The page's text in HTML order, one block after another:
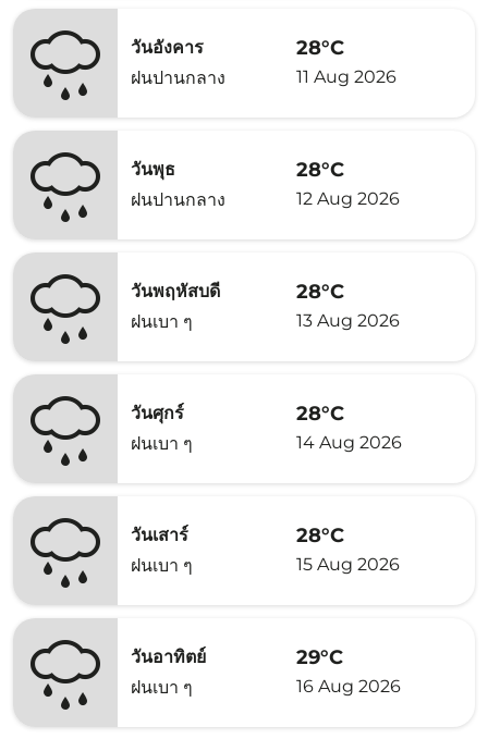
วันอังคาร
ฝนปานกลาง
28°C
11 Aug 2026
วันพุธ
ฝนปานกลาง
28°C
12 Aug 2026
วันพฤหัสบดี
ฝนเบา ๆ
28°C
13 Aug 2026
วันศุกร์
ฝนเบา ๆ
28°C
14 Aug 2026
วันเสาร์
ฝนเบา ๆ
28°C
15 Aug 2026
วันอาทิตย์
ฝนเบา ๆ
29°C
16 Aug 2026